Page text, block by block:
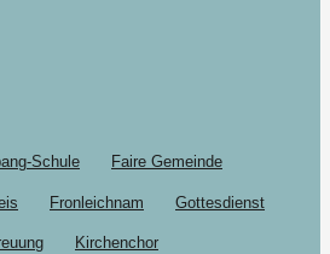
Schule Faire Gemeinde
Fronleichnam Gottesdienst
Kirchenchor